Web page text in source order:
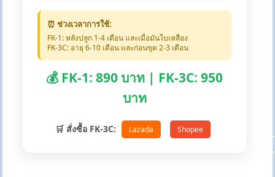
⏰ ช่วงเวลาการใช้:
FK-1: หลังปลูก 1-4 เดือน และเมื่อมันใบเหลือง
FK-3C: อายุ 6-10 เดือน และก่อนขุด 2-3 เดือน
💰 FK-1: 890 บาท | FK-3C: 950
บาท
🛒 สั่งซื้อ FK-3C: Lazada Shopee